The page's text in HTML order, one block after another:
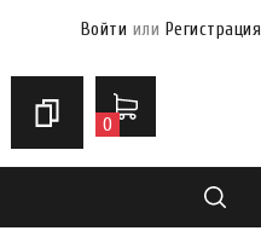
Войти или Регистрация
0